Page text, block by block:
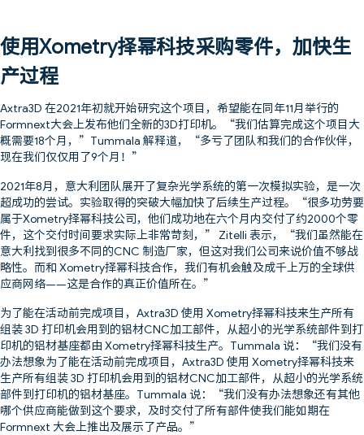
使用Xometry择幂科技采购零件，加快生
产过程
Axtra3D 在2021年初就开始研究这个项目，希望能在同年11月举行的
Formnext大会上发布他们全新的3D打印机。“我们估算完成这个项目大
概需要18个月，”Tummala 解释道，“多亏了团队和我们的合作伙伴，
现在我们仅仅用了9个月！”
2021年8月，意大利团队展开了复杂光学系统的第一次模拟实验，是一次
超成功的尝试。实验取得的突破大幅加快了后续生产过程。“很多功劳要
属于Xometry择幂科技公司，他们成功地在六个月内交付了约2000个零
件，这个交付时间要求实际上非常苛刻，” Zitelli 表示，“我们虽然能在
意大利找到很多不同的CNC 制造厂家，但这对我们公司来说价值不够战
略性。而和 Xometry择幂科技合作，我们有机会触及成千上万的全球供
应商网络——这是合作的真正价值所在。”
为了能在活动前完成项目，Axtra3D 使用 Xometry择幂科技来生产所有
组装 3D 打印机会用到的铝材CNC加工部件，从超小的光学系统部件到打
印机的铝材基座都由 Xometry择幂科技生产。Tummala 说：“我们没有
办法想象为了能在活动前完成项目，Axtra3D 使用 Xometry择幂科技来
生产所有组装 3D 打印机会用到的铝材CNC加工部件，从超小的光学系统
部件到打印机的铝材基座。Tummala 说：“我们没有办法想象还有其他
哪个供应商能做到这个要求，及时交付了所有部件使我们能如期在
Formnext 大会上推出及展示了产品。”